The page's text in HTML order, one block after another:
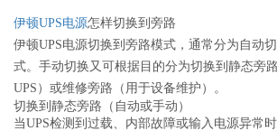
伊顿UPS电源怎样切换到旁路
伊顿UPS电源切换到旁路模式，通常分为‌自动
式。手动切换又可根据目的分为切换到‌静态旁
UPS）或‌维修旁路‌（用于设备维护）。
切换到静态旁路（自动或手动）
当UPS检测到过载、内部故障或输入电源异常